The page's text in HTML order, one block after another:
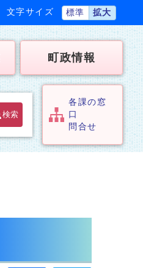
文字サイズ 標準 拡大
町政情報
検索
各課の窓
口
問合せ